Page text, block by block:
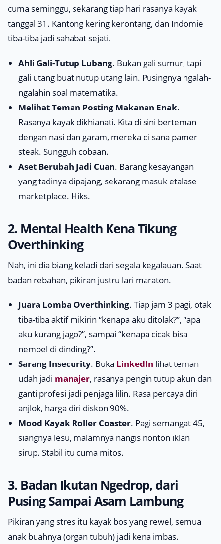
cuma seminggu, sekarang tiap hari rasanya kayak
tanggal 31. Kantong kering kerontang, dan Indomie
tiba-tiba jadi sahabat sejati.
Ahli Gali-Tutup Lubang. Bukan gali sumur, tapi
gali utang buat nutup utang lain. Pusingnya ngalah-
ngalahin soal matematika.
Melihat Teman Posting Makanan Enak.
Rasanya kayak dikhianati. Kita di sini berteman
dengan nasi dan garam, mereka di sana pamer
steak. Sungguh cobaan.
Aset Berubah Jadi Cuan. Barang kesayangan
yang tadinya dipajang, sekarang masuk etalase
marketplace. Hiks.
2. Mental Health Kena Tikung
Overthinking
Nah, ini dia biang keladi dari segala kegalauan. Saat
badan rebahan, pikiran justru lari maraton.
Juara Lomba Overthinking. Tiap jam 3 pagi, otak
tiba-tiba aktif mikirin “kenapa aku ditolak?”, “apa
aku kurang jago?”, sampai “kenapa cicak bisa
nempel di dinding?”.
Sarang Insecurity. Buka LinkedIn lihat teman
udah jadi manajer, rasanya pengin tutup akun dan
ganti profesi jadi penjaga lilin. Rasa percaya diri
anjlok, harga diri diskon 90%.
Mood Kayak Roller Coaster. Pagi semangat 45,
siangnya lesu, malamnya nangis nonton iklan
sirup. Stabil itu cuma mitos.
3. Badan Ikutan Ngedrop, dari
Pusing Sampai Asam Lambung
Pikiran yang stres itu kayak bos yang rewel, semua
anak buahnya (organ tubuh) jadi kena imbas.